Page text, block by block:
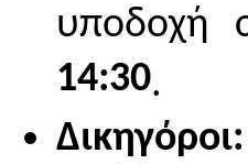
υποδοχή
14:30.
Δικηγόροι: